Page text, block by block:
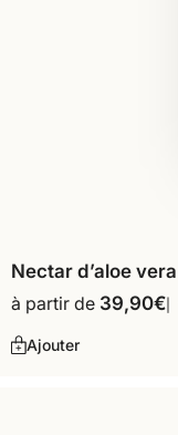
Nectar d’aloe vera
à partir de 39,90€
Ajouter